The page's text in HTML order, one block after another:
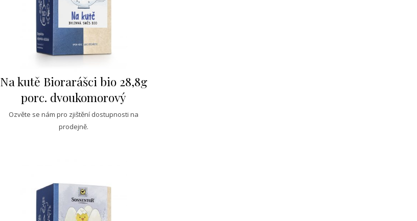
Na kutě Biorarášci bio 28,8g
porc. dvoukomorový
Ozvěte se nám pro zjištění dostupnosti na
prodejně.